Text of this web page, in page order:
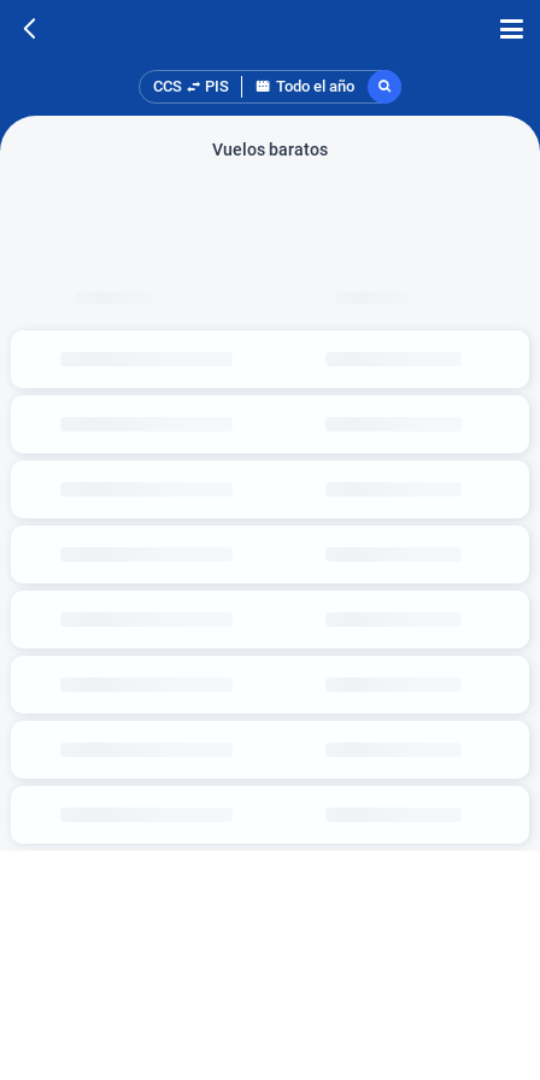
CCS PIS Todo el año
Vuelos baratos